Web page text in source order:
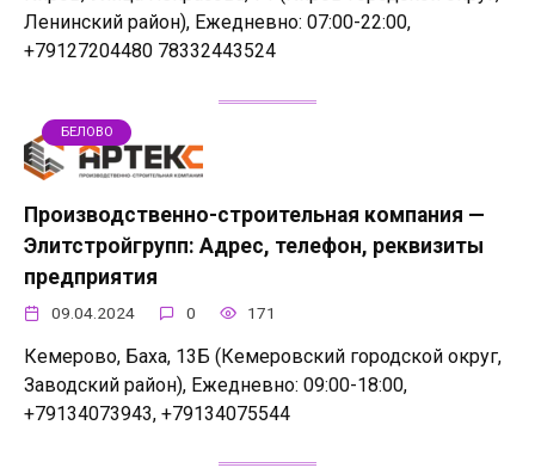
Ленинский район), Ежедневно: 07:00-22:00,
+79127204480 78332443524
БЕЛОВО
Производственно-строительная компания —
Элитстройгрупп: Адрес, телефон, реквизиты
предприятия
09.04.2024 0 171
Кемерово, Баха, 13Б (Кемеровский городской округ,
Заводский район), Ежедневно: 09:00-18:00,
+79134073943, +79134075544